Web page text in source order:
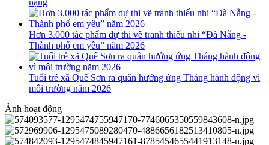
nặng
Hơn 3.000 tác phẩm dự thi vẽ tranh thiếu nhi “Đà Nẵng -
Thành phố em yêu” năm 2026
Tuổi trẻ xã Quế Sơn ra quân hưởng ứng Tháng hành động vì
môi trường năm 2026
Ảnh hoạt động